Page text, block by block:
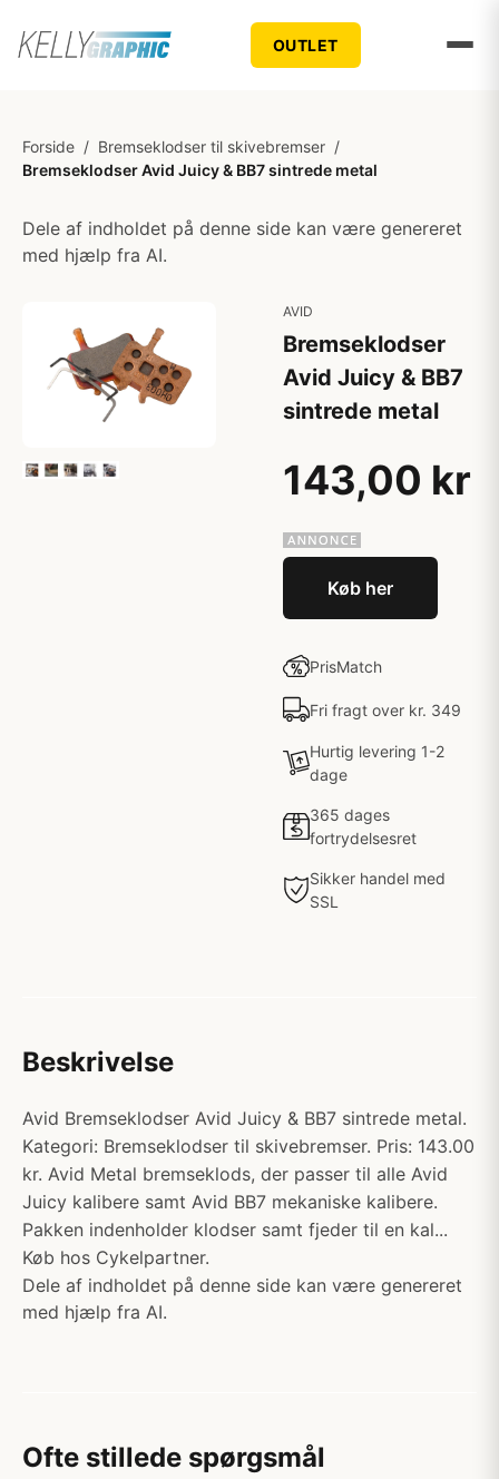
OUTLET
Forside / Bremseklodser til skivebremser /
Bremseklodser Avid Juicy & BB7 sintrede metal
Dele af indholdet på denne side kan være genereret
med hjælp fra AI.
AVID
Bremseklodser
Avid Juicy & BB7
sintrede metal
143,00 kr
Køb her
PrisMatch
Fri fragt over kr. 349
Hurtig levering 1-2
dage
365 dages
fortrydelsesret
Sikker handel med
SSL
Beskrivelse
Avid Bremseklodser Avid Juicy & BB7 sintrede metal.
Kategori: Bremseklodser til skivebremser. Pris: 143.00
kr. Avid Metal bremseklods, der passer til alle Avid
Juicy kalibere samt Avid BB7 mekaniske kalibere.
Pakken indenholder klodser samt fjeder til en kal...
Køb hos Cykelpartner.
Dele af indholdet på denne side kan være genereret
med hjælp fra AI.
Ofte stillede spørgsmål